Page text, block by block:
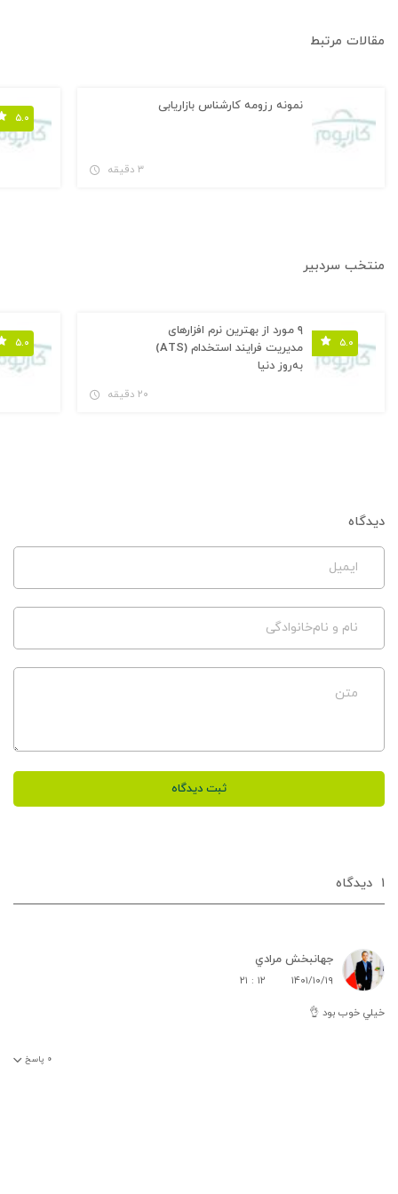
مقالات مرتبط
نمونه رزومه کارشناس بازاریابی
۳ دقیقه
۵.۰
منتخب سردبیر
۵.۰
۹ مورد از بهترین نرم افزارهای
مدیریت فرایند استخدام (ATS)
به‌روز دنیا
۲۰ دقیقه
۵.۰
دیدگاه
ایمیل
نام و نام‌خانوادگی
متن
ثبت دیدگاه
۱ دیدگاه‌
جهانبخش مرادي
۱۴۰۱/۱۰/۱۹ ۲۱ : ۱۲
خيلي خوب بود 👌
۰ پاسخ